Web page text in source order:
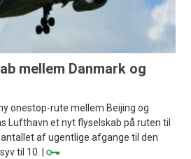
mellem Danmark og
onestop-rute mellem Beijing og
Lufthavn et nyt flyselskab på ruten til
antallet af ugentlige afgange til den
til 10. |